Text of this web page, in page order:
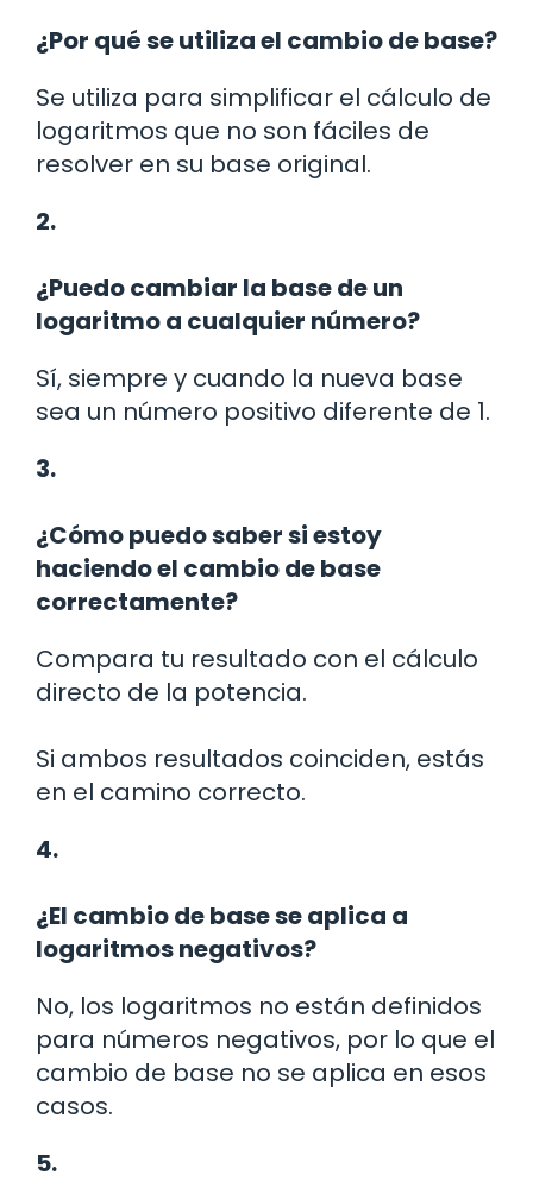
¿Por qué se utiliza el cambio de base?
Se utiliza para simplificar el cálculo de
logaritmos que no son fáciles de
resolver en su base original.
2.
¿Puedo cambiar la base de un
logaritmo a cualquier número?
Sí, siempre y cuando la nueva base
sea un número positivo diferente de 1.
3.
¿Cómo puedo saber si estoy
haciendo el cambio de base
correctamente?
Compara tu resultado con el cálculo
directo de la potencia.
Si ambos resultados coinciden, estás
en el camino correcto.
4.
¿El cambio de base se aplica a
logaritmos negativos?
No, los logaritmos no están definidos
para números negativos, por lo que el
cambio de base no se aplica en esos
casos.
5.